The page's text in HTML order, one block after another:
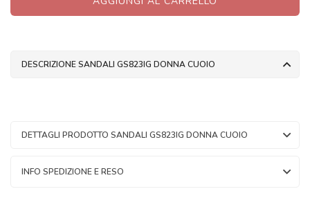
DESCRIZIONE SANDALI GS823IG DONNA CUOIO
DETTAGLI PRODOTTO SANDALI GS823IG DONNA CUOIO
INFO SPEDIZIONE E RESO